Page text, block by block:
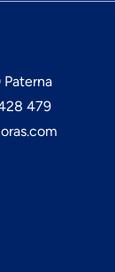
479